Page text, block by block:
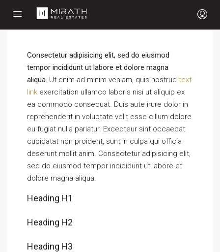
Consectetur adipisicing elit, sed do eiusmod
tempor incididunt ut labore et dolore magna
aliqua. Ut enim ad minim veniam, quis nostrud text
link exercitation ullamco laboris nisi ut aliquip ex
ea commodo consequat. Duis aute irure dolor in
reprehenderit in voluptate velit esse cillum dolore
eu fugiat nulla pariatur. Excepteur sint occaecat
cupidatat non proident, sunt in culpa qui officia
deserunt mollit anim. Consectetur adipisicing elit,
sed do eiusmod tempor incididunt ut labore et
dolore magna aliqua.
Heading H1
Heading H2
Heading H3